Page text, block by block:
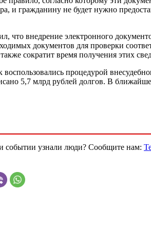
и гражданину не будет нужно
что внедрение электронного
документов для проверки
сократит время получения этих
воспользовались процедурой
5,7 млрд рублей долгов. В
событии узнали люди? Сообщите нам: